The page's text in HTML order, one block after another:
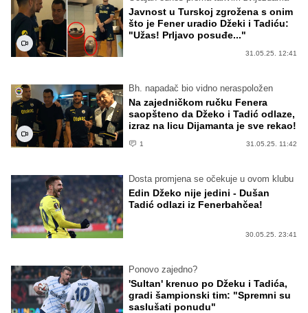
Javnost u Turskoj zgrožena s onim
što je Fener uradio Džeki i Tadiću:
"Užas! Prljavo posuđe..."
31.05.25. 12:41
Bh. napadač bio vidno neraspoložen
Na zajedničkom ručku Fenera
saopšteno da Džeko i Tadić odlaze,
izraz na licu Dijamanta je sve rekao!
1 31.05.25. 11:42
Dosta promjena se očekuje u ovom klubu
Edin Džeko nije jedini - Dušan
Tadić odlazi iz Fenerbahčea!
30.05.25. 23:41
Ponovo zajedno?
'Sultan' krenuo po Džeku i Tadića,
gradi šampionski tim: "Spremni su
saslušati ponudu"